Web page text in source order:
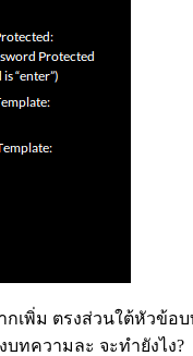
กเพิ่ม ตรงส่วนใต้หัวข้อ
บทความละ จะทำยังไง?